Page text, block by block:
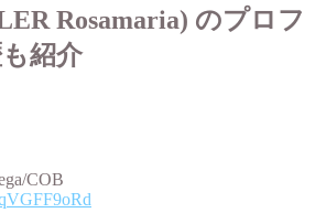
Rosamaria) のプロフ
紹介
COB